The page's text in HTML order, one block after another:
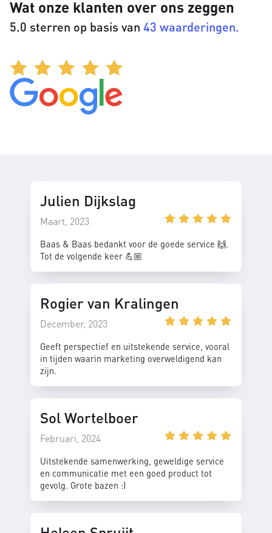
Wat onze klanten over ons zeggen
5.0 sterren op basis van 43 waarderingen.
Julien Dijkslag
Maart, 2023
Baas & Baas bedankt voor de goede service 🙌.
Tot de volgende keer 💪🏼
Rogier van Kralingen
December, 2023
Geeft perspectief en uitstekende service, vooral
in tijden waarin marketing overweldigend kan
zijn.
Sol Wortelboer
Februari, 2024
Uitstekende samenwerking, geweldige service
en communicatie met een goed product tot
gevolg. Grote bazen :)